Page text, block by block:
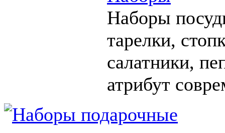
Наборы
тарелки,
салатники,
атрибут